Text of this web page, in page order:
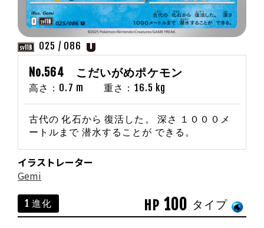
025 / 086
No.564 こだいがめポケモン
高さ：0.7 m 重さ：16.5 kg
古代の 化石から 復活した。 深さ １０００メ
ートルまで 潜水することが できる。
イラストレーター
Gemi
1 進化 HP 100 タイプ